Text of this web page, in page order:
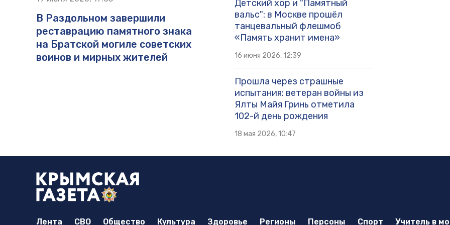
В Раздольном завершили
реставрацию памятного знака
на Братской могиле советских
воинов и мирных жителей
Детский хор и "Памятный
вальс": в Москве прошёл
танцевальный флешмоб
«Память хранит имена»
16 июня 2026, 12:39
Прошла через страшные
испытания: ветеран войны из
Ялты Майя Гринь отметила
102-й день рождения
18 мая 2026, 10:47
Лента СВО Общество Культура Здоровье Регионы Персоны Спорт Учитель в